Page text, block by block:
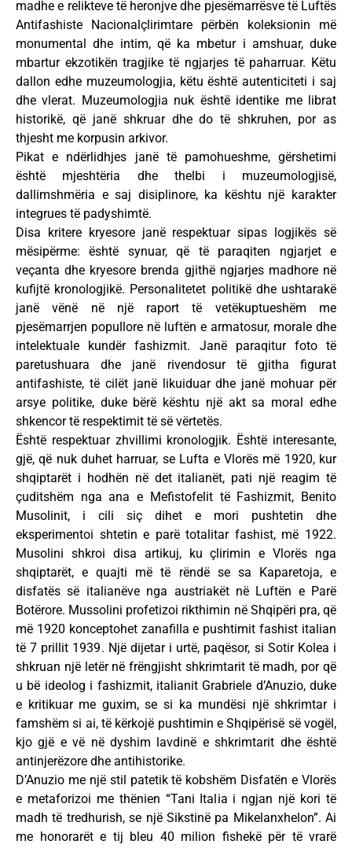
madhe e relikteve të heronjve dhe pjesëmarrësve të Luftës
Antifashiste Nacionalçlirimtare përbën koleksionin më
monumental dhe intim, që ka mbetur i amshuar, duke
mbartur ekzotikën tragjike të ngjarjes të paharruar. Këtu
dallon edhe muzeumologjia, këtu është autenticiteti i saj
dhe vlerat. Muzeumologjia nuk është identike me librat
historikë, që janë shkruar dhe do të shkruhen, por as
thjesht me korpusin arkivor.
Pikat e ndërlidhjes janë të pamohueshme, gërshetimi
është mjeshtëria dhe thelbi i muzeumologjisë,
dallimshmëria e saj disiplinore, ka kështu një karakter
integrues të padyshimtë.
Disa kritere kryesore janë respektuar sipas logjikës së
mësipërme: është synuar, që të paraqiten ngjarjet e
veçanta dhe kryesore brenda gjithë ngjarjes madhore në
kufijtë kronologjikë. Personalitetet politikë dhe ushtarakë
janë vënë në një raport të vetëkuptueshëm me
pjesëmarrjen popullore në luftën e armatosur, morale dhe
intelektuale kundër fashizmit. Janë paraqitur foto të
paretushuara dhe janë rivendosur të gjitha figurat
antifashiste, të cilët janë likuiduar dhe janë mohuar për
arsye politike, duke bërë kështu një akt sa moral edhe
shkencor të respektimit të së vërtetës.
Është respektuar zhvillimi kronologjik. Është interesante,
gjë, që nuk duhet harruar, se Lufta e Vlorës më 1920, kur
shqiptarët i hodhën në det italianët, pati një reagim të
çuditshëm nga ana e Mefistofelit të Fashizmit, Benito
Musolinit, i cili siç dihet e mori pushtetin dhe
eksperimentoi shtetin e parë totalitar fashist, më 1922.
Musolini shkroi disa artikuj, ku çlirimin e Vlorës nga
shqiptarët, e quajti më të rëndë se sa Kaparetoja, e
disfatës së italianëve nga austriakët në Luftën e Parë
Botërore. Mussolini profetizoi rikthimin në Shqipëri pra, që
më 1920 konceptohet zanafilla e pushtimit fashist italian
të 7 prillit 1939. Një dijetar i urtë, paqësor, si Sotir Kolea i
shkruan një letër në frëngjisht shkrimtarit të madh, por që
u bë ideolog i fashizmit, italianit Grabriele d’Anuzio, duke
e kritikuar me guxim, se si ka mundësi një shkrimtar i
famshëm si ai, të kërkojë pushtimin e Shqipërisë së vogël,
kjo gjë e vë në dyshim lavdinë e shkrimtarit dhe është
antinjerëzore dhe antihistorike.
D’Anuzio me një stil patetik të kobshëm Disfatën e Vlorës
e metaforizoi me thënien “Tani Italia i ngjan një kori të
madh të tredhurish, se një Sikstinë pa Mikelanxhelon”. Ai
me honorarët e tij bleu 40 milion fishekë për të vrarë